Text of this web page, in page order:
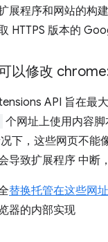
展程序和网站的构
HTTPS 版本的
以修改
API 旨在最
个网址上使用内容
下，这些网页不能
导致扩展程序 中断
替换托管在这些网
器的内部实现